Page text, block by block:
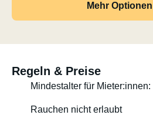
Mehr
Regeln & Preise
Mindestalter für
Rauchen nicht erlaubt